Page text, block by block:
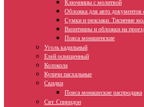
Ключницы с молитвой
Обложка для авто документов
Сумки и рюкзаки. Тиснение
Визитницы и обложки на
Пояса монашенские
Уголь кадильный
Елей освященный
Колокола
Куличи пасхальные
Скидки
Пояса монашеские распродажа
Свт. Спиридон